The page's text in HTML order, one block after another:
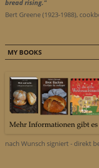
bread rising."
Bert Greene (1923-1988),
MY BOOKS
nach Wunsch signiert - direkt